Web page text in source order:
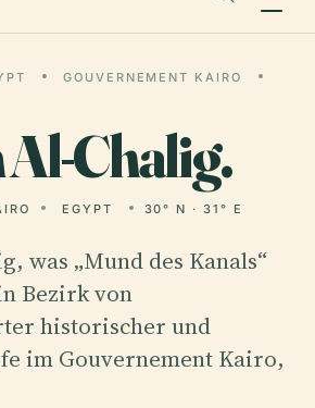
GOUVERNEMENT KAIRO
Chalig.
EGYPT 30° N · 31° E
was „Mund des Kanals“
Bezirk von
historischer und
im Gouvernement Kairo,